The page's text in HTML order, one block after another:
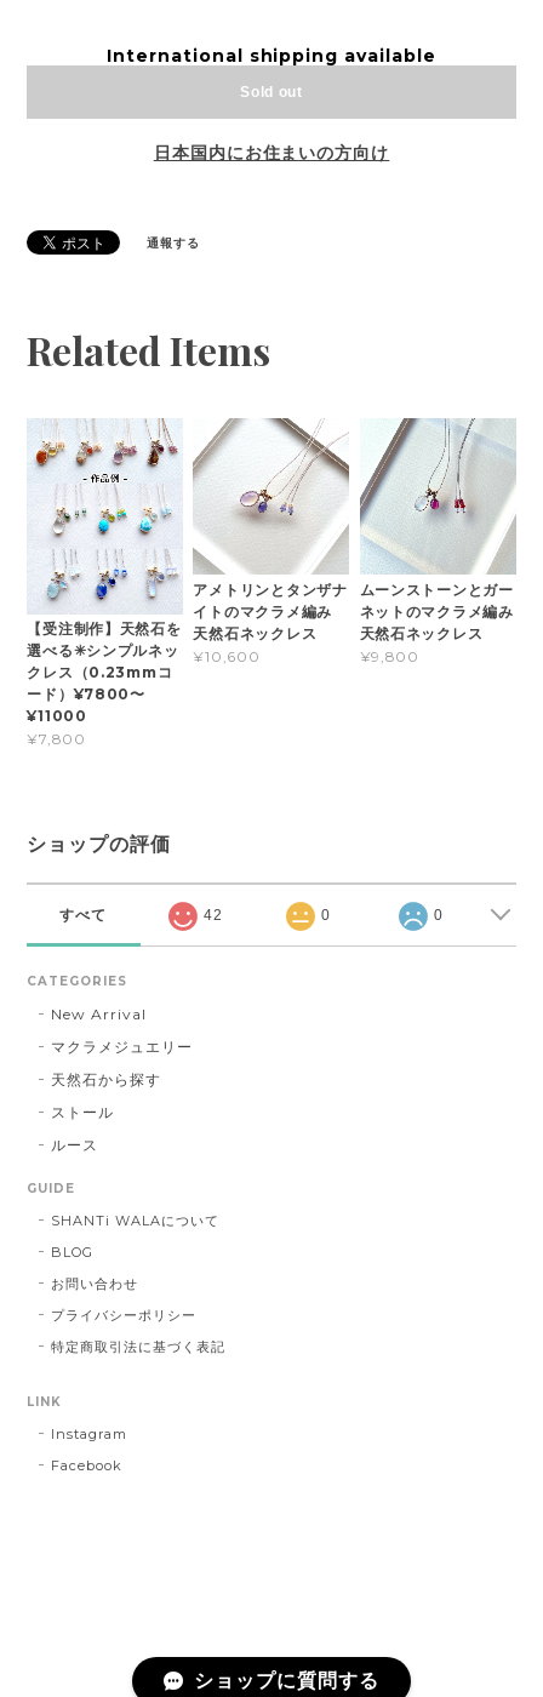
International shipping available
Sold out
日本国内にお住まいの方向け
通報する
Related Items
【受注制作】天然石を
選べる✳︎シンプルネッ
クレス（0.23mmコ
ード）¥7800〜
¥11000
¥7,800
アメトリンとタンザナ
イトのマクラメ編み
天然石ネックレス
¥10,600
ムーンストーンとガー
ネットのマクラメ編み
天然石ネックレス
¥9,800
ショップの評価
すべて 42 0 0
CATEGORIES
New Arrival
マクラメジュエリー
天然石から探す
ストール
ルース
GUIDE
SHANTi WALAについて
BLOG
お問い合わせ
プライバシーポリシー
特定商取引法に基づく表記
LINK
Instagram
Facebook
ショップに質問する